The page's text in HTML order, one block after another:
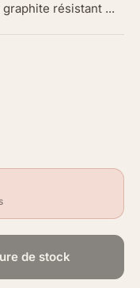
résistant ...
de stock